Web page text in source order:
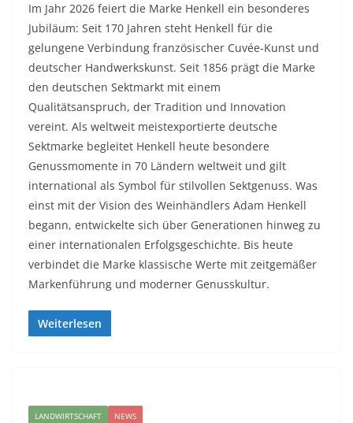
Im Jahr 2026 feiert die Marke Henkell ein besonderes
Jubiläum: Seit 170 Jahren steht Henkell für die
gelungene Verbindung französischer Cuvée-Kunst und
deutscher Handwerkskunst. Seit 1856 prägt die Marke
den deutschen Sektmarkt mit einem
Qualitätsanspruch, der Tradition und Innovation
vereint. Als weltweit meistexportierte deutsche
Sektmarke begleitet Henkell heute besondere
Genussmomente in 70 Ländern weltweit und gilt
international als Symbol für stilvollen Sektgenuss. Was
einst mit der Vision des Weinhändlers Adam Henkell
begann, entwickelte sich über Generationen hinweg zu
einer internationalen Erfolgsgeschichte. Bis heute
verbindet die Marke klassische Werte mit zeitgemäßer
Markenführung und moderner Genusskultur.
Weiterlesen
LANDWIRTSCHAFT NEWS